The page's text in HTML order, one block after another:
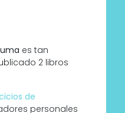
es tan
2 libros
de
personales